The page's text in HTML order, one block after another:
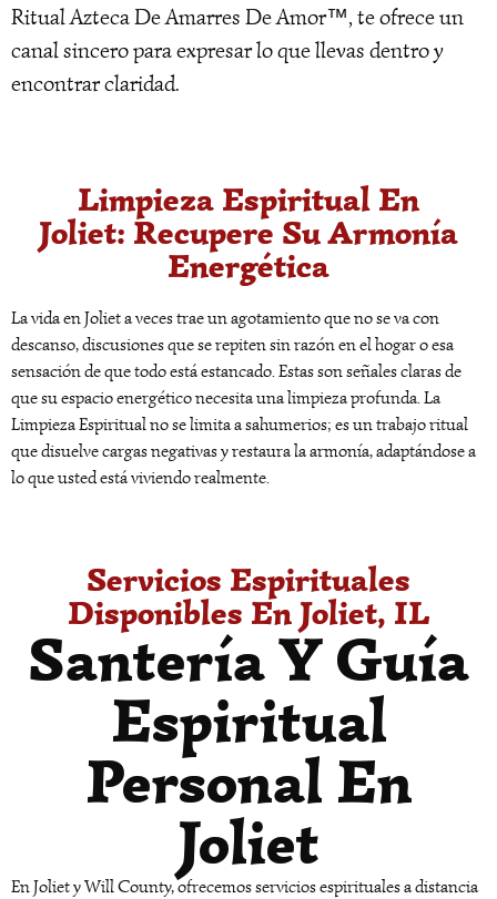
Ritual Azteca De Amarres De Amor™, te ofrece un
canal sincero para expresar lo que llevas dentro y
encontrar claridad.
Limpieza Espiritual En
Joliet: Recupere Su Armonía
Energética
La vida en Joliet a veces trae un agotamiento que no se va con
descanso, discusiones que se repiten sin razón en el hogar o esa
sensación de que todo está estancado. Estas son señales claras de
que su espacio energético necesita una limpieza profunda. La
Limpieza Espiritual no se limita a sahumerios; es un trabajo ritual
que disuelve cargas negativas y restaura la armonía, adaptándose a
lo que usted está viviendo realmente.
Servicios Espirituales
Disponibles En Joliet, IL
Santería Y Guía
Espiritual
Personal En
Joliet
En Joliet y Will County, ofrecemos servicios espirituales a distancia